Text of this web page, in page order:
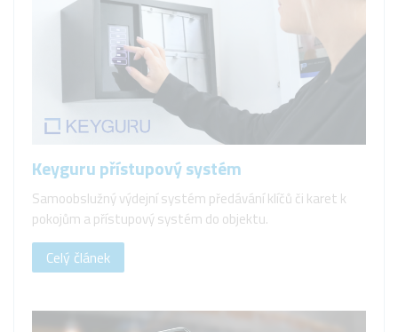
Keyguru přístupový systém
Samoobslužný výdejní systém předávání klíčů či karet k
pokojům a přístupový systém do objektu.
Celý článek